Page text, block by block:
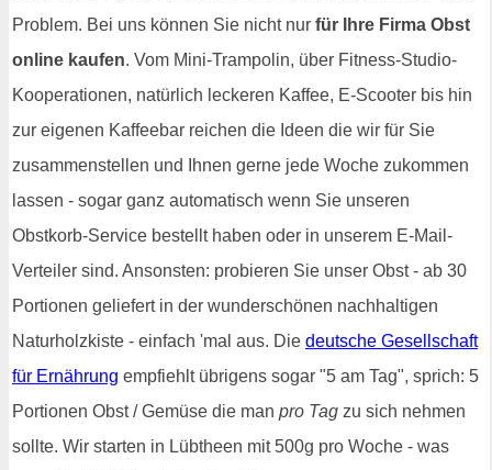
Problem. Bei uns können Sie nicht nur für Ihre Firma Obst
online kaufen. Vom Mini-Trampolin, über Fitness-Studio-
Kooperationen, natürlich leckeren Kaffee, E-Scooter bis hin
zur eigenen Kaffeebar reichen die Ideen die wir für Sie
zusammenstellen und Ihnen gerne jede Woche zukommen
lassen - sogar ganz automatisch wenn Sie unseren
Obstkorb-Service bestellt haben oder in unserem E-Mail-
Verteiler sind. Ansonsten: probieren Sie unser Obst - ab 30
Portionen geliefert in der wunderschönen nachhaltigen
Naturholzkiste - einfach 'mal aus. Die deutsche Gesellschaft
für Ernährung empfiehlt übrigens sogar "5 am Tag", sprich: 5
Portionen Obst / Gemüse die man pro Tag zu sich nehmen
sollte. Wir starten in Lübtheen mit 500g pro Woche - was